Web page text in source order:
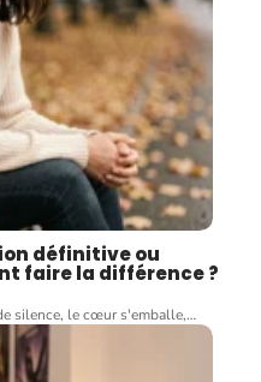
définitive ou
faire la différence ?
silence, le cœur s'emballe,…